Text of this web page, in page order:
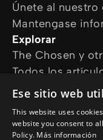
Únete al nuestro
Mantengase
Explorar
The Chosen y
Todos los
Cursos online
¿Cómo
Devocional diario
Ese sitio web
This website uses
website you consent to
Policy. Más información